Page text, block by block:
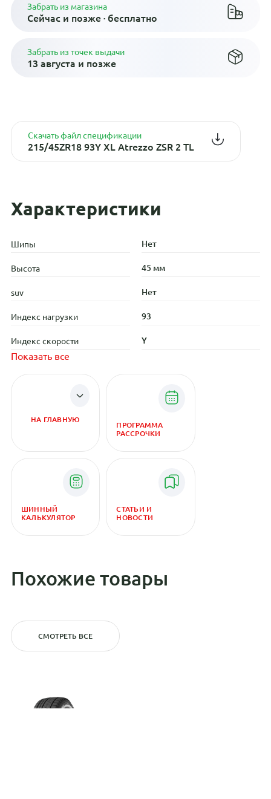
Забрать из магазина
Сейчас и позже · бесплатно
Забрать из точек выдачи
13 августа и позже
Скачать файл спецификации
215/45ZR18 93Y XL Atrezzo ZSR 2 TL
Характеристики
Шипы Нет
Высота 45 мм
suv Нет
Индекс нагрузки 93
Индекс скорости Y
Показать все
НА ГЛАВНУЮ
ПРОГРАММА
РАССРОЧКИ
ШИННЫЙ
КАЛЬКУЛЯТОР
СТАТЬИ И
НОВОСТИ
Похожие товары
СМОТРЕТЬ ВСЕ